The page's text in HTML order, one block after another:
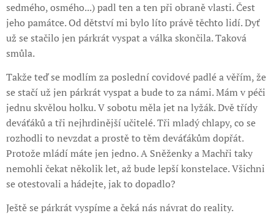
sedmého, osmého...) padl ten a ten při obraně vlasti. Čest
jeho památce. Od dětství mi bylo líto právě těchto lidí. Dyť
už se stačilo jen párkrát vyspat a válka skončila. Taková
smůla.
Takže teď se modlím za poslední covidové padlé a věřím, že
se stačí už jen párkrát vyspat a bude to za námi. Mám v péči
jednu skvělou holku. V sobotu měla jet na lyžák. Dvě třídy
deváťáků a tři nejhrdinější učitelé. Tři mladý chlapy, co se
rozhodli to nevzdat a prostě to těm deváťákům dopřát.
Protože mládí máte jen jedno. A Sněženky a Machři taky
nemohli čekat několik let, až bude lepší konstelace. Všichni
se otestovali a hádejte, jak to dopadlo?
Ještě se párkrát vyspíme a čeká nás návrat do reality.